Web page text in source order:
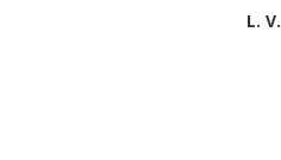
L. V.